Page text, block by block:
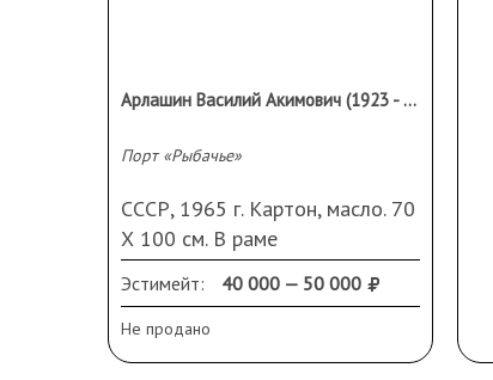
Арлашин Василий Акимович (1923 - 1998 гг.)
Порт «Рыбачье»
СССР, 1965 г. Картон, масло. 70
Х 100 см. В раме
Эстимейт: 40 000 — 50 000
Не продано